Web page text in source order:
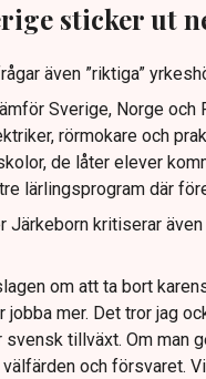
sticker ut
även ”riktiga”
Sverige, Norge
rörmokare och
de låter elever
lärlingsprogram där
Järkeborn kritiserar
om att ta bort
jobba mer. Det tror jag
svensk tillväxt. Om man
och försvaret.